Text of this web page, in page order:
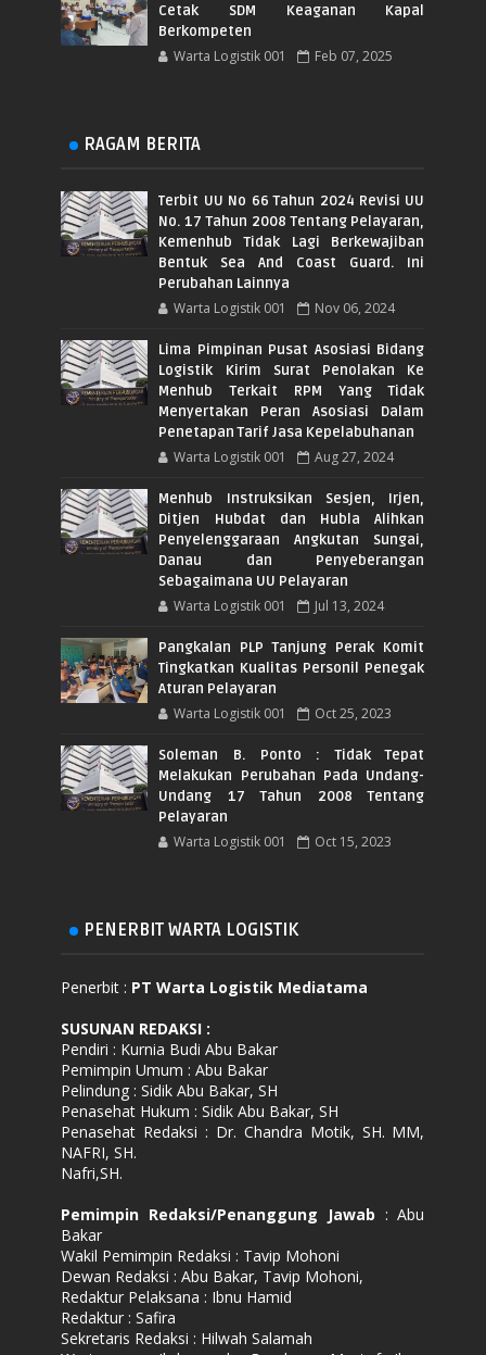
Cetak SDM Keaganan Kapal
Berkompeten
Warta Logistik 001 Feb 07, 2025
RAGAM BERITA
Terbit UU No 66 Tahun 2024 Revisi UU
No. 17 Tahun 2008 Tentang Pelayaran,
Kemenhub Tidak Lagi Berkewajiban
Bentuk Sea And Coast Guard. Ini
Perubahan Lainnya
Warta Logistik 001 Nov 06, 2024
Lima Pimpinan Pusat Asosiasi Bidang
Logistik Kirim Surat Penolakan Ke
Menhub Terkait RPM Yang Tidak
Menyertakan Peran Asosiasi Dalam
Penetapan Tarif Jasa Kepelabuhanan
Warta Logistik 001 Aug 27, 2024
Menhub Instruksikan Sesjen, Irjen,
Ditjen Hubdat dan Hubla Alihkan
Penyelenggaraan Angkutan Sungai,
Danau dan Penyeberangan
Sebagaimana UU Pelayaran
Warta Logistik 001 Jul 13, 2024
Pangkalan PLP Tanjung Perak Komit
Tingkatkan Kualitas Personil Penegak
Aturan Pelayaran
Warta Logistik 001 Oct 25, 2023
Soleman B. Ponto : Tidak Tepat
Melakukan Perubahan Pada Undang-
Undang 17 Tahun 2008 Tentang
Pelayaran
Warta Logistik 001 Oct 15, 2023
PENERBIT WARTA LOGISTIK
Penerbit : PT Warta Logistik Mediatama
SUSUNAN REDAKSI :
Pendiri : Kurnia Budi Abu Bakar
Pemimpin Umum : Abu Bakar
Pelindung : Sidik Abu Bakar, SH
Penasehat Hukum : Sidik Abu Bakar, SH
Penasehat Redaksi : Dr. Chandra Motik, SH. MM,
NAFRI, SH.
Nafri,SH.
Pemimpin Redaksi/Penanggung Jawab : Abu
Bakar
Wakil Pemimpin Redaksi : Tavip Mohoni
Dewan Redaksi : Abu Bakar, Tavip Mohoni,
Redaktur Pelaksana : Ibnu Hamid
Redaktur : Safira
Sekretaris Redaksi : Hilwah Salamah